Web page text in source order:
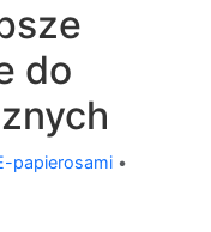
do
papierosami •